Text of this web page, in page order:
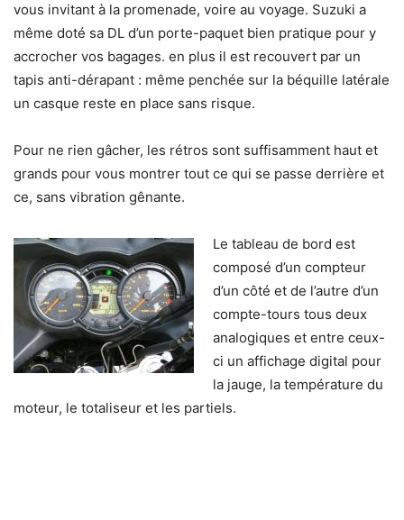
vous invitant à la promenade, voire au voyage. Suzuki a
même doté sa DL d’un porte-paquet bien pratique pour y
accrocher vos bagages. en plus il est recouvert par un
tapis anti-dérapant : même penchée sur la béquille latérale
un casque reste en place sans risque.
Pour ne rien gâcher, les rétros sont suffisamment haut et
grands pour vous montrer tout ce qui se passe derrière et
ce, sans vibration gênante.
Le tableau de bord est
composé d’un compteur
d’un côté et de l’autre d’un
compte-tours tous deux
analogiques et entre ceux-
ci un affichage digital pour
la jauge, la température du
moteur, le totaliseur et les partiels.